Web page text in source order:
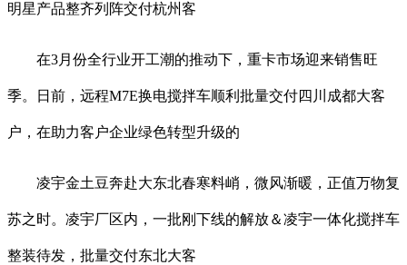
明星产品整齐列阵交付杭州客
在3月份全行业开工潮的推动下，重卡市场迎来销售旺
季。日前，远程M7E换电搅拌车顺利批量交付四川成都大客
户，在助力客户企业绿色转型升级的
凌宇金土豆奔赴大东北春寒料峭，微风渐暖，正值万物复
苏之时。凌宇厂区内，一批刚下线的解放＆凌宇一体化搅拌车
整装待发，批量交付东北大客